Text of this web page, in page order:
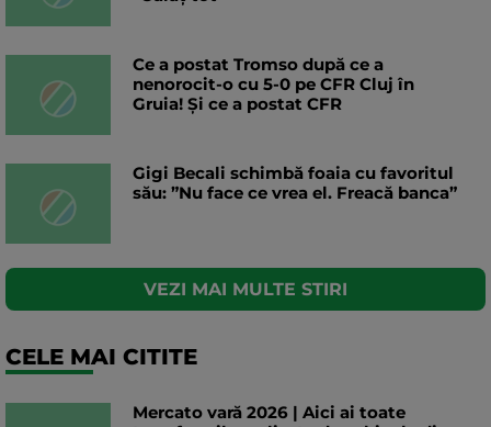
Ce a postat Tromso după ce a
nenorocit-o cu 5-0 pe CFR Cluj în
Gruia! Și ce a postat CFR
Gigi Becali schimbă foaia cu favoritul
său: ”Nu face ce vrea el. Freacă banca”
VEZI MAI MULTE STIRI
CELE MAI CITITE
Mercato vară 2026 | Aici ai toate